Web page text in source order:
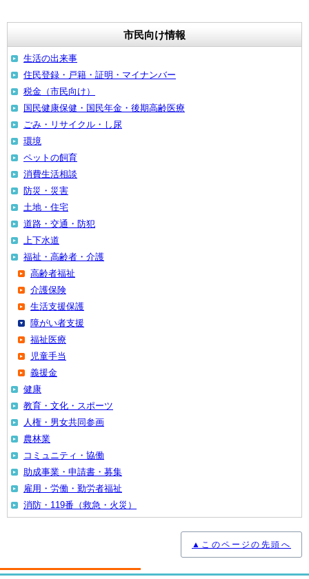
市民向け情報
生活の出来事
住民登録・戸籍・証明・マイナンバー
税金（市民向け）
国民健康保健・国民年金・後期高齢医療
ごみ・リサイクル・し尿
環境
ペットの飼育
消費生活相談
防災・災害
土地・住宅
道路・交通・防犯
上下水道
福祉・高齢者・介護
高齢者福祉
介護保険
生活支援保護
障がい者支援
福祉医療
児童手当
義援金
健康
教育・文化・スポーツ
人権・男女共同参画
農林業
コミュニティ・協働
助成事業・申請書・募集
雇用・労働・勤労者福祉
消防・119番（救急・火災）
▲このページの先頭へ